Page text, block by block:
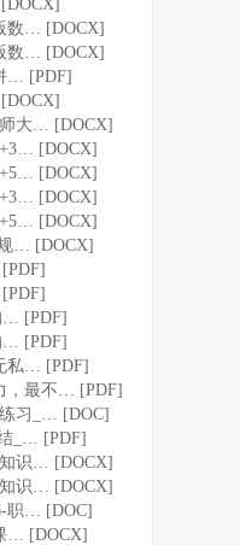
数… [DOCX]
数… [DOCX]
… [PDF]
大… [DOCX]
[DOCX]
[DOCX]
[DOCX]
[DOCX]
… [DOCX]
… [PDF]
… [PDF]
私… [PDF]
，最不… [PDF]
习_… [DOC]
_… [PDF]
识… [DOCX]
识… [DOCX]
职… [DOC]
… [DOCX]